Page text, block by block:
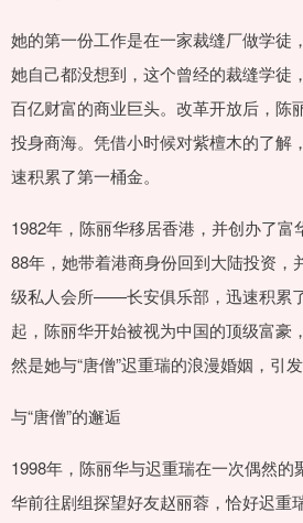
她的第一份工作是在一家裁缝厂做学徒
她自己都没想到，这个曾经的裁缝学徒
百亿财富的商业巨头。改革开放后，陈
投身商海。凭借小时候对紫檀木的了解
速积累了第一桶金。
1982年，陈丽华移居香港，并创办了富
88年，她带着港商身份回到大陆投资，
级私人会所——长安俱乐部，迅速积累
起，陈丽华开始被视为中国的顶级富豪
然是她与“唐僧”迟重瑞的浪漫婚姻，引发
与“唐僧”的邂逅
1998年，陈丽华与迟重瑞在一次偶然
华前往剧组探望好友赵丽蓉，恰好迟重